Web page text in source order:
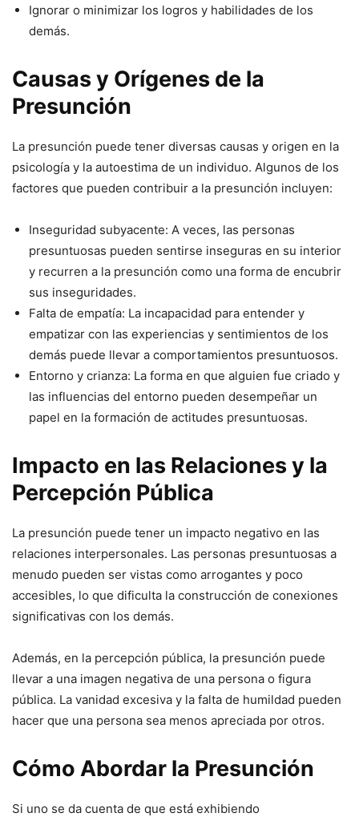
Ignorar o minimizar los logros y habilidades de los
demás.
Causas y Orígenes de la
Presunción
La presunción puede tener diversas causas y origen en la
psicología y la autoestima de un individuo. Algunos de los
factores que pueden contribuir a la presunción incluyen:
Inseguridad subyacente: A veces, las personas
presuntuosas pueden sentirse inseguras en su interior
y recurren a la presunción como una forma de encubrir
sus inseguridades.
Falta de empatía: La incapacidad para entender y
empatizar con las experiencias y sentimientos de los
demás puede llevar a comportamientos presuntuosos.
Entorno y crianza: La forma en que alguien fue criado y
las influencias del entorno pueden desempeñar un
papel en la formación de actitudes presuntuosas.
Impacto en las Relaciones y la
Percepción Pública
La presunción puede tener un impacto negativo en las
relaciones interpersonales. Las personas presuntuosas a
menudo pueden ser vistas como arrogantes y poco
accesibles, lo que dificulta la construcción de conexiones
significativas con los demás.
Además, en la percepción pública, la presunción puede
llevar a una imagen negativa de una persona o figura
pública. La vanidad excesiva y la falta de humildad pueden
hacer que una persona sea menos apreciada por otros.
Cómo Abordar la Presunción
Si uno se da cuenta de que está exhibiendo